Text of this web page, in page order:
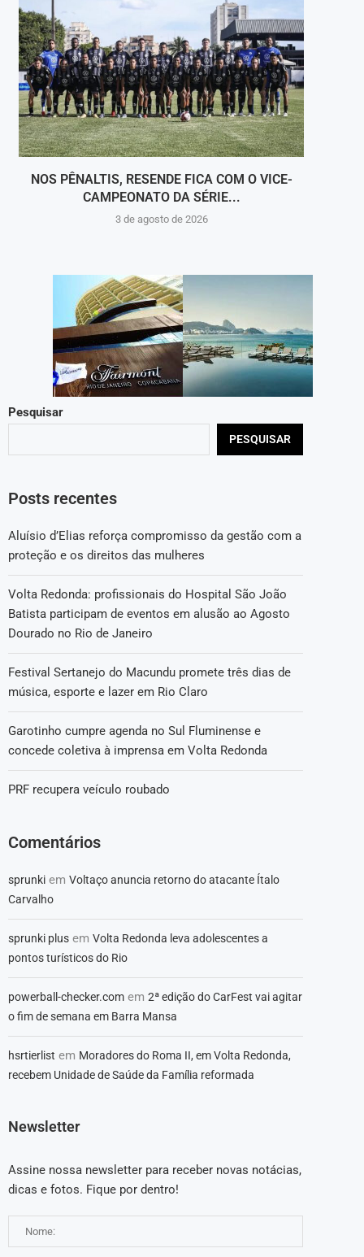
NOS PÊNALTIS, RESENDE FICA COM O VICE-
CAMPEONATO DA SÉRIE...
3 de agosto de 2026
Pesquisar
PESQUISAR
Posts recentes
Aluísio d’Elias reforça compromisso da gestão com a
proteção e os direitos das mulheres
Volta Redonda: profissionais do Hospital São João
Batista participam de eventos em alusão ao Agosto
Dourado no Rio de Janeiro
Festival Sertanejo do Macundu promete três dias de
música, esporte e lazer em Rio Claro
Garotinho cumpre agenda no Sul Fluminense e
concede coletiva à imprensa em Volta Redonda
PRF recupera veículo roubado
Comentários
sprunki em Voltaço anuncia retorno do atacante Ítalo
Carvalho
sprunki plus em Volta Redonda leva adolescentes a
pontos turísticos do Rio
powerball-checker.com em 2ª edição do CarFest vai agitar
o fim de semana em Barra Mansa
hsrtierlist em Moradores do Roma II, em Volta Redonda,
recebem Unidade de Saúde da Família reformada
Newsletter
Assine nossa newsletter para receber novas notácias,
dicas e fotos. Fique por dentro!